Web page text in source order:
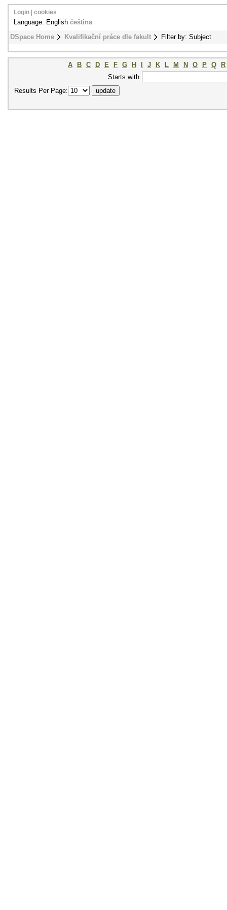
DSpace Home Kvalifikační práce dle fakult Filter by: Subject
Login cookies
Language: English čeština
A B C D E F G H J K L M N O P Q
R
Starts with
Results Per Page: